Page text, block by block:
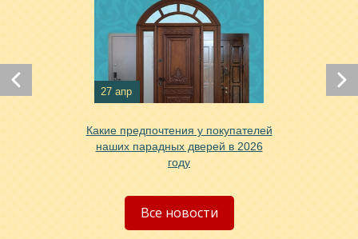
Хочу такую
Хочу такую
27 апр
Какие предпочтения у покупателей
наших парадных дверей в 2026
году
Все новости